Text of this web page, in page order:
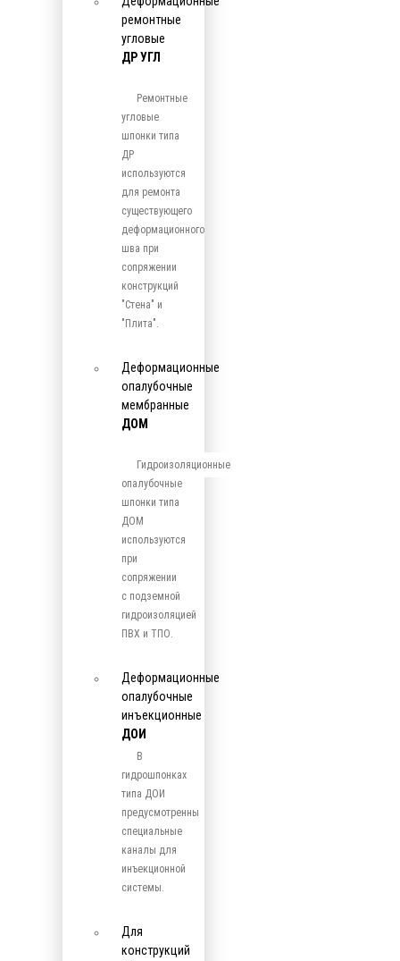
ремонтные
угловые
ДР УГЛ
Ремонтные
угловые
шпонки типа
ДР
используются
для ремонта
существующего
деформационного
шва при
сопряжении
конструкций
"Стена" и
"Плита".
Деформационные
опалубочные
мембранные
ДОМ
Гидроизоляционные
опалубочные
шпонки типа
ДОМ
используются
при
сопряжении
с подземной
гидроизоляцией
ПВХ и ТПО.
Деформационные
опалубочные
инъекционные
ДОИ
В
гидрошпонках
типа ДОИ
предусмотренны
специальные
каналы для
инъекционной
системы.
Для
конструкций